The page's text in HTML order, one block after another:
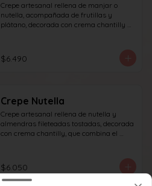
Crepe artesanal rellena de manjar o
nutella, acompañada de frutillas y
plátano, decorada con crema chantilly y
textura en cada bocado.
$6.490
Crepe Nutella
Crepe artesanal rellena de nutella y
almendras fileteadas tostadas, decorada
con crema chantilly, que combina el
bocado.
$6.050